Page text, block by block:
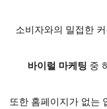
소비자와의 밀접한
바이럴 마케팅 중
또한 홈페이지가 없는